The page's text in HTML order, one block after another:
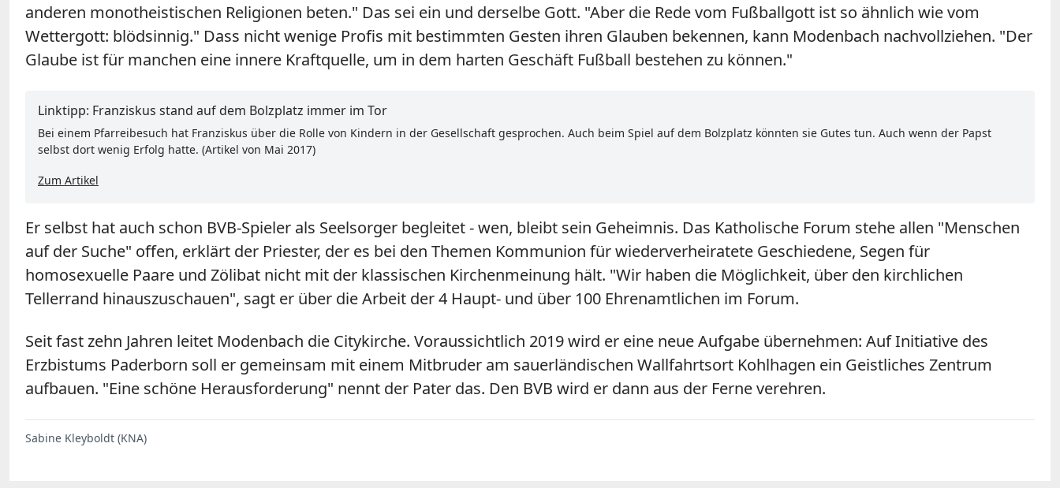
anderen monotheistischen Religionen beten." Das sei ein und derselbe Gott. "Aber die Rede vom Fußballgott ist so ähnlich wie vom
Wettergott: blödsinnig." Dass nicht wenige Profis mit bestimmten Gesten ihren Glauben bekennen, kann Modenbach nachvollziehen. "Der
Glaube ist für manchen eine innere Kraftquelle, um in dem harten Geschäft Fußball bestehen zu können."
Linktipp: Franziskus stand auf dem Bolzplatz immer im Tor
Bei einem Pfarreibesuch hat Franziskus über die Rolle von Kindern in der Gesellschaft gesprochen. Auch beim Spiel auf dem Bolzplatz könnten sie Gutes tun. Auch wenn der Papst
selbst dort wenig Erfolg hatte. (Artikel von Mai 2017)
Zum Artikel
Er selbst hat auch schon BVB-Spieler als Seelsorger begleitet - wen, bleibt sein Geheimnis. Das Katholische Forum stehe allen "Menschen
auf der Suche" offen, erklärt der Priester, der es bei den Themen Kommunion für wiederverheiratete Geschiedene, Segen für
homosexuelle Paare und Zölibat nicht mit der klassischen Kirchenmeinung hält. "Wir haben die Möglichkeit, über den kirchlichen
Tellerrand hinauszuschauen", sagt er über die Arbeit der 4 Haupt- und über 100 Ehrenamtlichen im Forum.
Seit fast zehn Jahren leitet Modenbach die Citykirche. Voraussichtlich 2019 wird er eine neue Aufgabe übernehmen: Auf Initiative des
Erzbistums Paderborn soll er gemeinsam mit einem Mitbruder am sauerländischen Wallfahrtsort Kohlhagen ein Geistliches Zentrum
aufbauen. "Eine schöne Herausforderung" nennt der Pater das. Den BVB wird er dann aus der Ferne verehren.
Sabine Kleyboldt (KNA)